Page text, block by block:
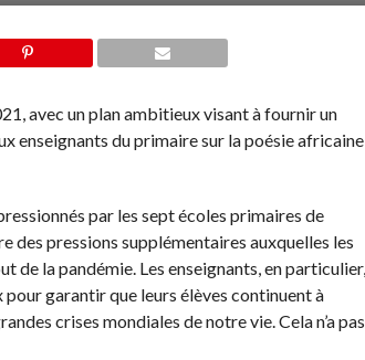
avec un plan ambitieux visant à fournir un
enseignants du primaire sur la poésie africaine
par les sept écoles primaires de
pressions supplémentaires auxquelles les
de la pandémie. Les enseignants, en particulier,
garantir que leurs élèves continuent à
crises mondiales de notre vie. Cela n’a pas